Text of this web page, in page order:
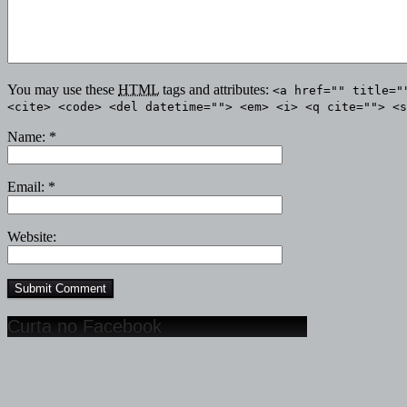
You may use these HTML tags and attributes: <a href=""
<cite> <code> <del datetime=""> <em> <i> <q cite="">
Name: *
Email: *
Website:
Curta no Facebook